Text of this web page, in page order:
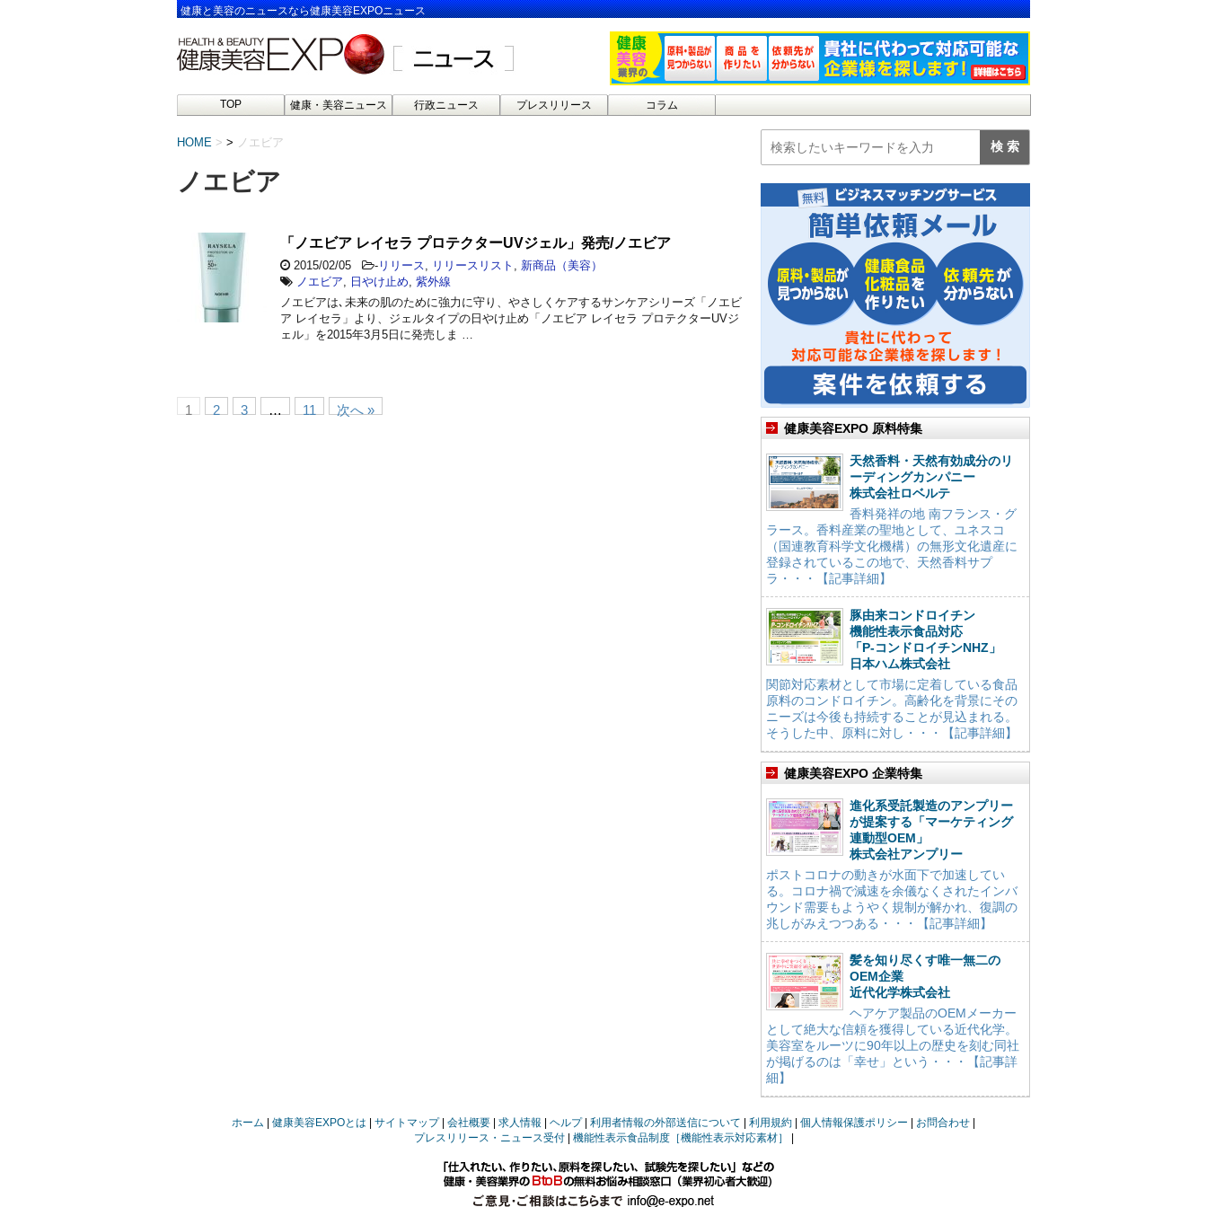
健康と美容のニュースなら健康美容EXPOニュース
TOP 健康・美容ニュース 行政ニュース プレスリリース コラム
HOME > ノエビア
ノエビア
「ノエビア レイセラ プロテクターUVジェル」発売/ノエビア
2015/02/05 - リリース リリースリスト
新商品（美容）
ノエビア
日やけ止め 紫外線
ノエビアは､未来の肌のために強力に守り、やさしくケアするサンケアシリーズ「ノエビ
ア レイセラ」より、ジェルタイプの日やけ止め「ノエビア レイセラ プロテクターUVジ
ェル」を2015年3月5日に発売しま …
1 2 3 … 11 次へ »
健康美容EXPO 原料特集
天然香料・天然有効成分のリ
ーディングカンパニー
株式会社ロベルテ
香料発祥の地 南フランス・グ
ラース。香料産業の聖地として、ユネスコ
（国連教育科学文化機構）の無形文化遺産に
登録されているこの地で、天然香料サプ
ラ・・・【記事詳細】
豚由来コンドロイチン
機能性表示食品対応
「P-コンドロイチンNHZ」
日本ハム株式会社
関節対応素材として市場に定着している食品
原料のコンドロイチン。高齢化を背景にその
ニーズは今後も持続することが見込まれる。
そうした中、原料に対し・・・【記事詳細】
健康美容EXPO 企業特集
進化系受託製造のアンプリー
が提案する「マーケティング
連動型OEM」
株式会社アンプリー
ポストコロナの動きが水面下で加速してい
る。コロナ禍で減速を余儀なくされたインバ
ウンド需要もようやく規制が解かれ、復調の
兆しがみえつつある・・・【記事詳細】
髪を知り尽くす唯一無二の
OEM企業
近代化学株式会社
ヘアケア製品のOEMメーカー
として絶大な信頼を獲得している近代化学。
美容室をルーツに90年以上の歴史を刻む同社
が掲げるのは「幸せ」という・・・【記事詳
細】
ホーム 健康美容EXPOとは サイトマップ 会社概要 求人情報 ヘルプ 利用者情報の外部送信について 利用規約 個人情報保護ポリシー
お問合わせ
プレスリリース・ニュース受付
機能性表示食品制度［機能性表示対応素材］